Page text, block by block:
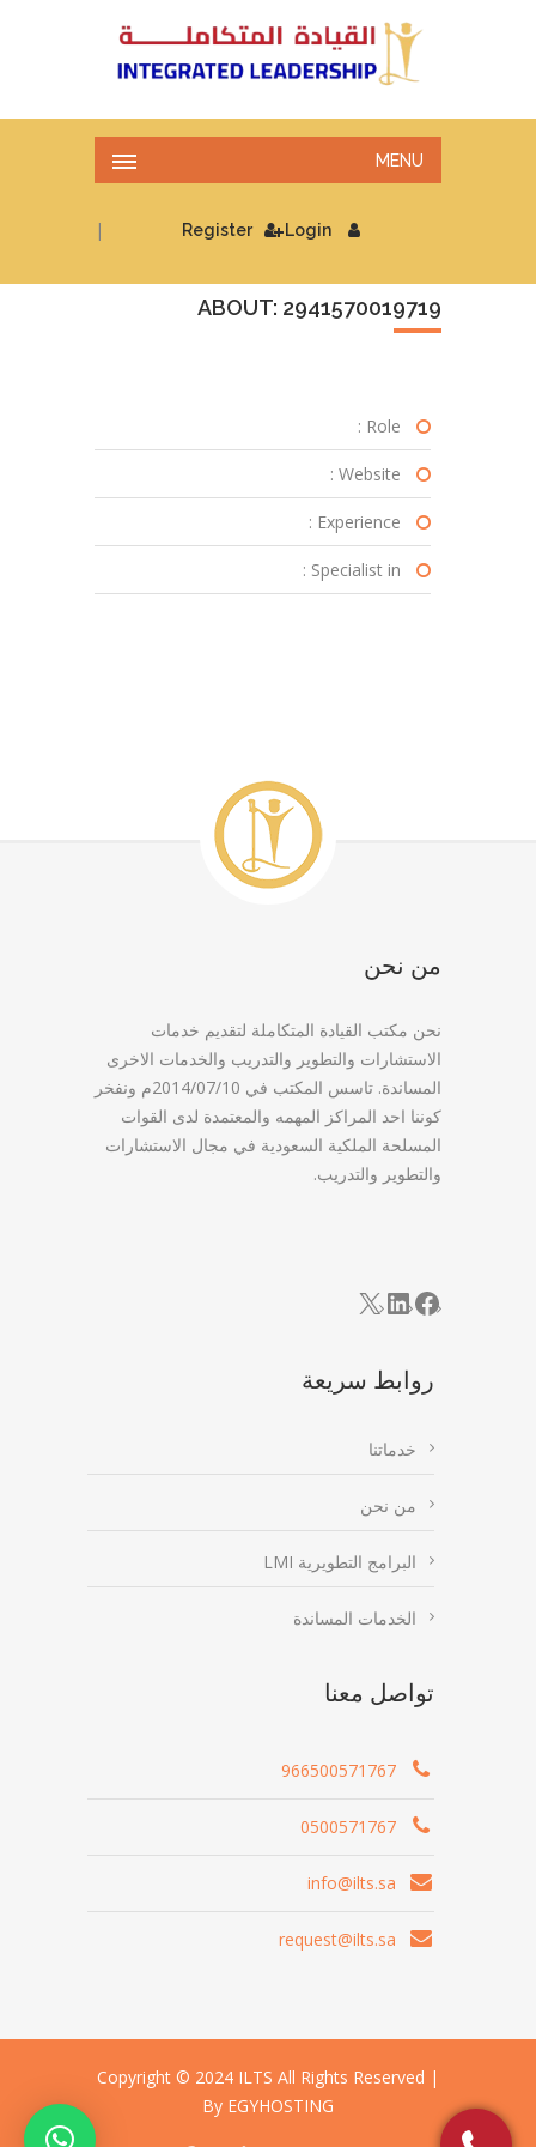
MENU
Login
| Register
ABOUT: 2941570019719
Role :
Website :
Experience :
Specialist in :
من نحن
نحن مكتب القيادة المتكاملة لتقديم خدمات
الاستشارات والتطوير والتدريب والخدمات الاخرى
المساندة. تاسس المكتب في 2014/07/10م ونفخر
كوننا احد المراكز المهمه والمعتمدة لدى القوات
المسلحة الملكية السعودية في مجال الاستشارات
والتطوير والتدريب.
Facebook
LinkedIn
X
روابط سريعة
خدماتنا
من نحن
البرامج التطويرية LMI
الخدمات المساندة
تواصل معنا
966500571767
0500571767
info@ilts.sa
request@ilts.sa
Copyright © 2024 ILTS All Rights Reserved |
By EGYHOSTING